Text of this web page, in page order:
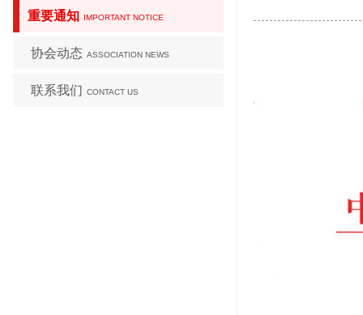
重要通知 IMPORTANT NOTICE
协会动态 ASSOCIATION NEWS
联系我们 CONTACT US